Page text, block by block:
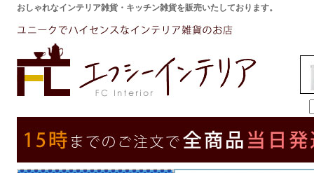
おしゃれなインテリア雑貨・キッチン雑貨を販売いたしております。